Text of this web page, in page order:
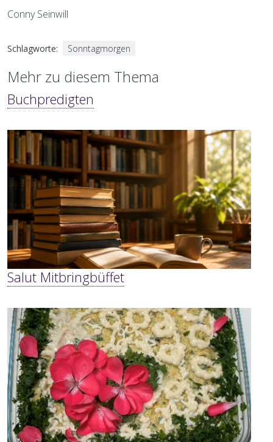
Conny Seinwill
Schlagworte Sonntagmorgen
Mehr zu diesem Thema
Buchpredigten
Salut Mitbringbüffet